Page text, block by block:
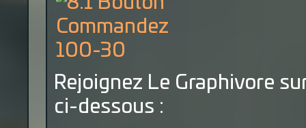
Rejoignez Le Graphivore
ci-dessous :